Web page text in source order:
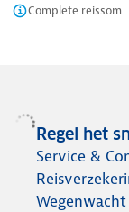
Complete reissom
Regel het
Service &